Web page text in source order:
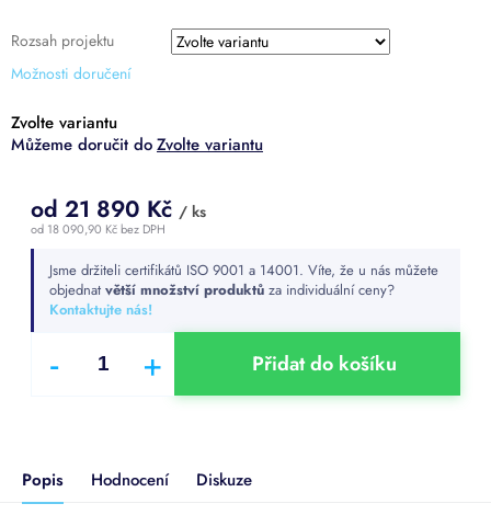
Rozsah projektu
Možnosti doručení
Zvolte variantu
Zvolte variantu
od 21 890 Kč / ks
od 18 090,90 Kčbez DPH
cena:Jsme držiteli certifikátů ISO 9001 a 14001. Víte, že u nás můžete
objednat větší množství produktů za individuální ceny?
Kontaktujte nás!
Přidat do košíku
Popis Hodnocení Diskuze